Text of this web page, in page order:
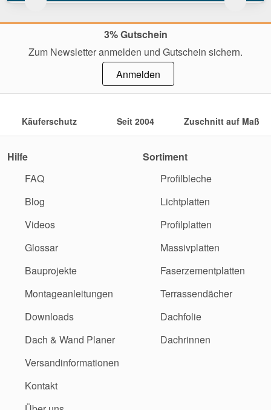
3% Gutschein
Zum Newsletter anmelden und Gutschein sichern.
Anmelden
Käuferschutz Seit 2004 Zuschnitt auf Maß
Hilfe
FAQ
Blog
Videos
Glossar
Bauprojekte
Montageanleitungen
Downloads
Dach & Wand Planer
Versandinformationen
Kontakt
Sortiment
Profilbleche
Lichtplatten
Profilplatten
Massivplatten
Faserzementplatten
Terrassendächer
Dachfolie
Dachrinnen